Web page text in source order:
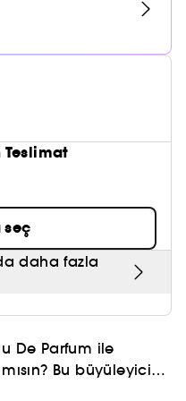
seç
daha fazla
De Parfum ile
Bu büyüleyici
ve çiçeksi